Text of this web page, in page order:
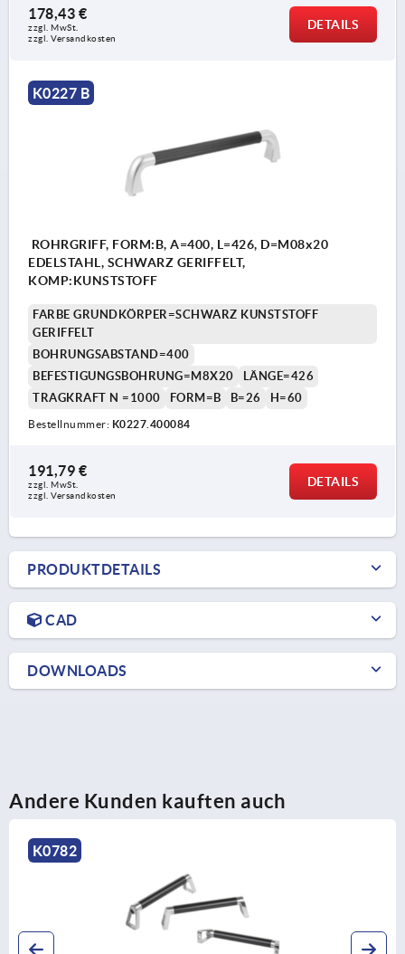
178,43 €
zzgl. MwSt.
zzgl. Versandkosten
DETAILS
K0227 B
ROHRGRIFF, FORM:B, A=400, L=426, D=M08x20
EDELSTAHL, SCHWARZ GERIFFELT,
KOMP:KUNSTSTOFF
FARBE GRUNDKÖRPER=SCHWARZ KUNSTSTOFF
GERIFFELT
BOHRUNGSABSTAND=400
BEFESTIGUNGSBOHRUNG=M8X20
LÄNGE=426
TRAGKRAFT N =1000
FORM=B B=26 H=60
Bestellnummer: K0227.400084
191,79 €
zzgl. MwSt.
zzgl. Versandkosten
DETAILS
PRODUKTDETAILS
CAD
DOWNLOADS
Andere Kunden kauften auch
K0795